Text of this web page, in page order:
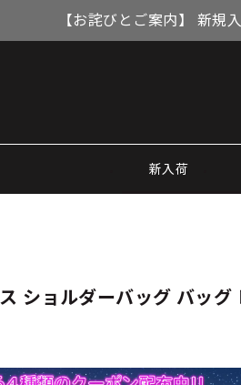
【お詫びとご案内】 新
新入荷
ショルダーバッグ バッグ